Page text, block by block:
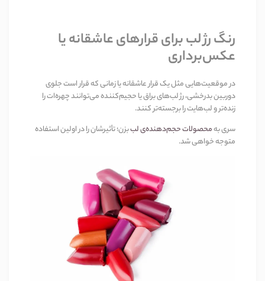
رنگ رژ لب برای قرارهای عاشقانه یا
عکس‌برداری
در موقعیت‌هایی مثل یک قرار عاشقانه یا زمانی که قرار است جلوی
دوربین بدرخشی، رژ لب‌های براق یا حجیم‌کننده می‌توانند چهره‌ات را
زنده‌تر و لب‌هایت را برجسته‌تر کنند.
سری بهمحصولات حجم‌دهنده‌ی لببزن؛ تأثیرشان را در اولین استفاده
متوجه خواهی شد.